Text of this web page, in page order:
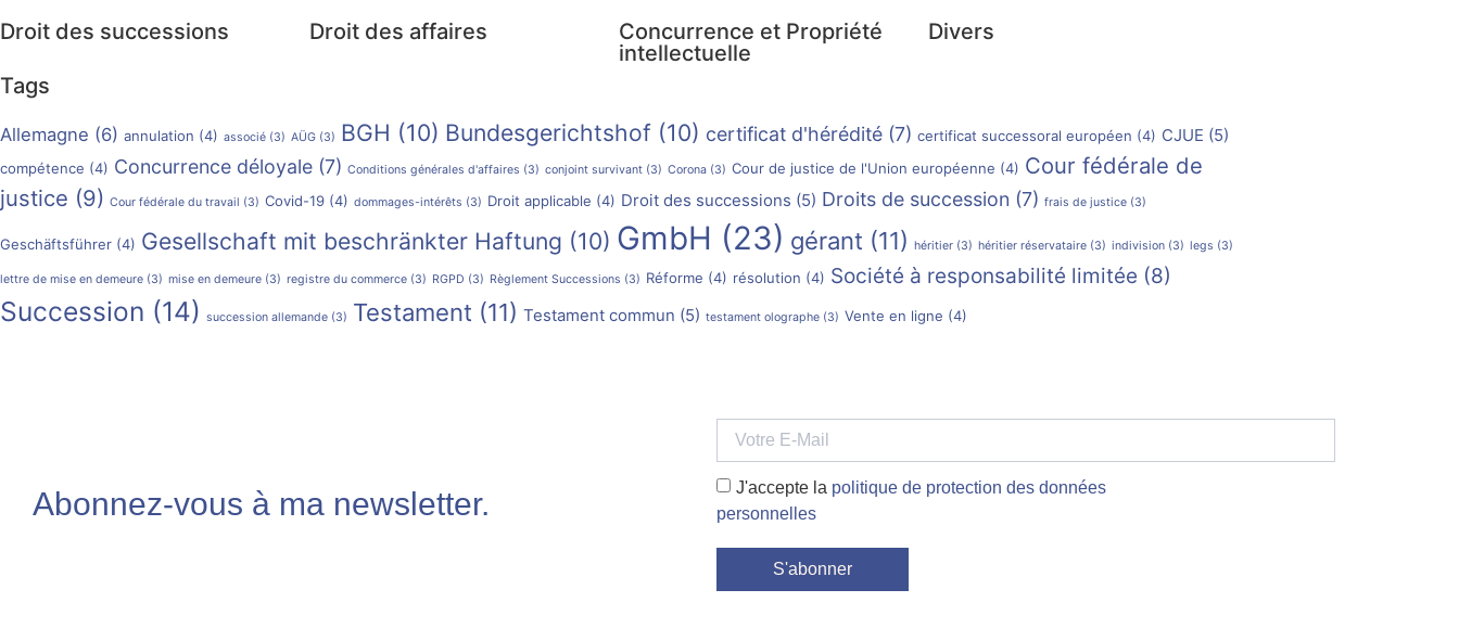
Droit des successions Droit des affaires
Concurrence et Propriété
intellectuelle
Divers
Tags
Allemagne (6) annulation (4) associé (3) AÜG (3) BGH (10) Bundesgerichtshof (10) certificat d'hérédité (7) certificat successoral européen (4) CJUE (5)
compétence (4) Concurrence déloyale (7) Conditions générales d'affaires (3) conjoint survivant (3) Corona (3) Cour de justice de l'Union européenne (4) Cour fédérale de
justice (9) Cour fédérale du travail (3) Covid-19 (4) dommages-intérêts (3) Droit applicable (4) Droit des successions (5) Droits de succession (7) frais de justice (3)
Geschäftsführer (4) Gesellschaft mit beschränkter Haftung (10) GmbH (23) gérant (11) héritier (3) héritier réservataire (3) indivision (3) legs (3)
lettre de mise en demeure (3) mise en demeure (3) registre du commerce (3) RGPD (3) Règlement Successions (3) Réforme (4) résolution (4) Société à responsabilité limitée (8)
Succession (14) succession allemande (3) Testament (11) Testament commun (5) testament olographe (3) Vente en ligne (4)
Abonnez-vous à ma newsletter. J'accepte la politique de protection des données
personnelles
S'abonner